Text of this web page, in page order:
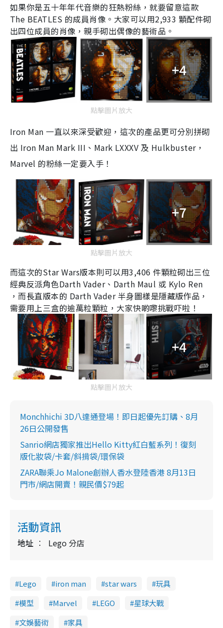
如果你是五十年年代⾳樂的狂熱粉絲，就要留意這款
The BEATLES 的成員肖像。大家可以用2,933 顆配件砌
出四位成員的肖像，親手砌出偶像的藝術品。
+4
點擊圖片放大
Iron Man 一直以來深受歡迎，這次的產品更可分別拼砌
出 Iron Man Mark III 、 Mark LXXXV 及 Hulkbuster，
Marvel 的粉絲一定要入手！
+7
點擊圖片放大
而這次的Star Wars版本則可以用3,406件顆粒砌出三位
經典反派角⾊Darth Vader、 Darth Maul 或 Kylo Ren
，而長直版本的 Darth Vader半⾝圖樣是隱藏版作品，
需要用上三盒的逾萬粒顆粒，大家快啲嚟挑戰吓啦！
+4
點擊圖片放大
Monchhichi 3D八達通登場！即日起優先訂購、8月
26日公開發售
Sanrio網店獨家推出Hello Kitty紅白藍系列！復刻
版化妝袋/卡套/斜揹袋/環保袋
ZARA聯乘Jo Malone創辦人香水登陸香港 8月13日
門市/網店開賣！親民價$79起
活動資訊
地址 Lego 分店
Lego iron man star wars
玩具
模型
Marvel LEGO
星球大戰
文娛藝術
家具